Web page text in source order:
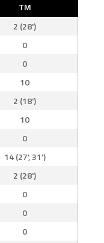
TM
2 (28')
0
0
10
2 (18')
10
0
14 (27', 31')
2 (28')
0
0
0